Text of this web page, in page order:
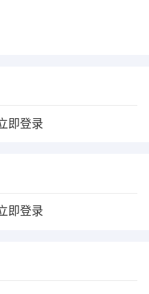
即登录
即登录